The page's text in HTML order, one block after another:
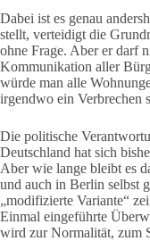
Dabei ist es genau
stellt, verteidigt die
ohne Frage. Aber er darf
Kommunikation aller
würde man alle
irgendwo ein Verbrechen
Die politische
Deutschland hat sich
Aber wie lange bleibt es
und auch in Berlin selbst
„modifizierte Variante“
Einmal eingeführte
wird zur Normalität, zum